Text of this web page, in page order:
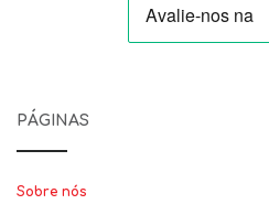
PÁGINAS
Sobre nós